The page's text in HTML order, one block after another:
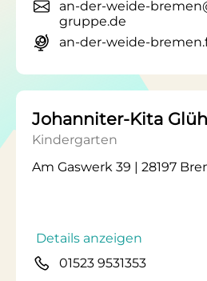
an-der-weide-
gruppe.de
an-der-weide-
Johanniter-Kita
Kindergarten
Am Gaswerk 39 | 28197
Details anzeigen
01523 9531353